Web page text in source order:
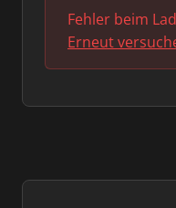
Fehler beim
Erneut